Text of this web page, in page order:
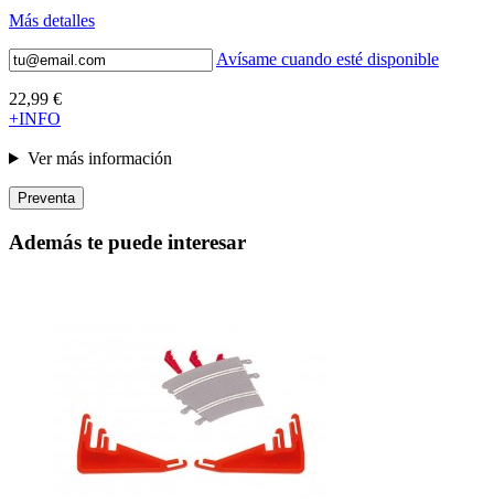
Más detalles
Avísame cuando esté disponible
22,99 €
+INFO
Ver más información
Preventa
Además te puede interesar